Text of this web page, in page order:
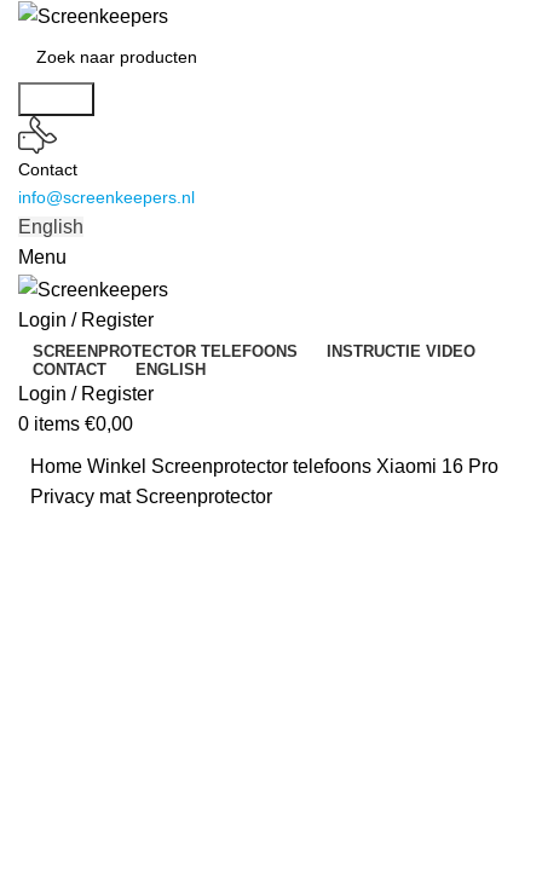
Contact
info@screenkeepers.nl
English
Menu
Login / Register
SCREENPROTECTOR TELEFOONS
INSTRUCTIE VIDEO
CONTACT
ENGLISH
Login / Register
0 items €0,00
Home Winkel Screenprotector telefoons Xiaomi 16 Pro
Privacy mat Screenprotector